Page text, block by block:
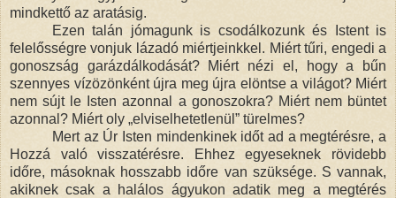
mindkettő az aratásig.
Ezen talán jómagunk is csodálkozunk és Istent is
felelősségre vonjuk lázadó miértjeinkkel. Miért tűri, engedi a
gonoszság garázdálkodását? Miért nézi el, hogy a bűn
szennyes vízözönként újra meg újra elöntse a világot? Miért
nem sújt le Isten azonnal a gonoszokra? Miért nem büntet
azonnal? Miért oly „elviselhetetlenül” türelmes?
Mert az Úr Isten mindenkinek időt ad a megtérésre, a
Hozzá való visszatérésre. Ehhez egyeseknek rövidebb
időre, másoknak hosszabb időre van szüksége. S vannak,
akiknek csak a halálos ágyukon adatik meg a megtérés